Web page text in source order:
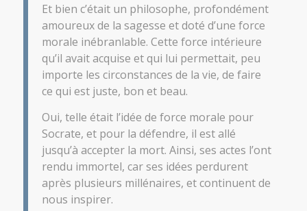
Et bien c’était un philosophe, profondément
amoureux de la sagesse et doté d’une force
morale inébranlable. Cette force intérieure
qu’il avait acquise et qui lui permettait, peu
importe les circonstances de la vie, de faire
ce qui est juste, bon et beau.
Oui, telle était l’idée de force morale pour
Socrate, et pour la défendre, il est allé
jusqu’à accepter la mort. Ainsi, ses actes l’ont
rendu immortel, car ses idées perdurent
après plusieurs millénaires, et continuent de
nous inspirer.